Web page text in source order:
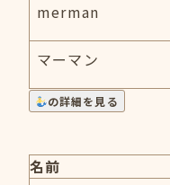
merman
マーマン
の詳細を見る
名前